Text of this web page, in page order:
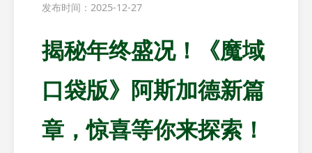
发布时间：2025-12-27
揭秘年终盛况！《魔域
口袋版》阿斯加德新篇
章，惊喜等你来探索！